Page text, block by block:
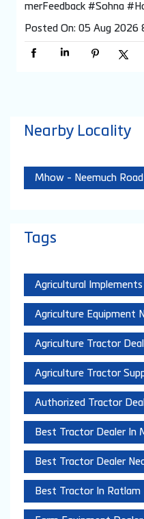
merFeedback #Sohna
Posted On: 05 Aug 2026
Nearby Locality
Mhow - Neemuch Road
Tags
Agricultural
Agriculture Equipment
Agriculture Tractor
Agriculture Tractor
Authorized Tractor
Best Tractor Dealer In
Best Tractor Dealer
Best Tractor In Ratlam